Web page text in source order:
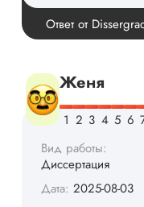
Спасибо!
ваши слова
Ответ от
Женя
Вид работы:
Диссертация
Дата: 2025-08-03